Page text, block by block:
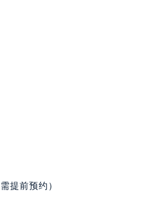
心（需提前预约）
务中心（北京总部）（需提前预约）
提前预约）